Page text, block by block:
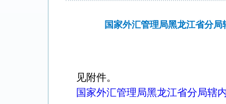
国家外汇管理局黑龙江省分
见附件。
国家外汇管理局黑龙江省分局辖